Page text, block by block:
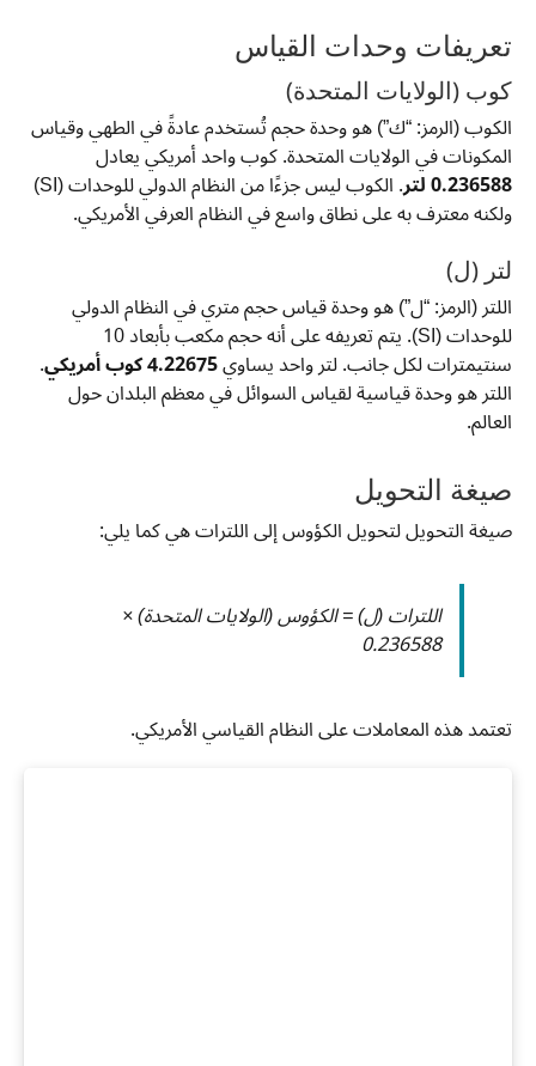
تعريفات وحدات القياس
كوب (الولايات المتحدة)
الكوب (الرمز: “ك”) هو وحدة حجم تُستخدم عادةً في الطهي وقياس
المكونات في الولايات المتحدة. كوب واحد أمريكي يعادل
0.236588 لتر . الكوب ليس جزءًا من النظام الدولي للوحدات (SI)
ولكنه معترف به على نطاق واسع في النظام العرفي الأمريكي.
لتر (ل)
اللتر (الرمز: “ل”) هو وحدة قياس حجم متري في النظام الدولي
للوحدات (SI). يتم تعريفه على أنه حجم مكعب بأبعاد 10
سنتيمترات لكل جانب. لتر واحد يساوي4.22675 كوب أمريكي .
اللتر هو وحدة قياسية لقياس السوائل في معظم البلدان حول
العالم.
صيغة التحويل
صيغة التحويل لتحويل الكؤوس إلى اللترات هي كما يلي:
اللترات (ل) = الكؤوس (الولايات المتحدة) ×
0.236588
تعتمد هذه المعاملات على النظام القياسي الأمريكي.